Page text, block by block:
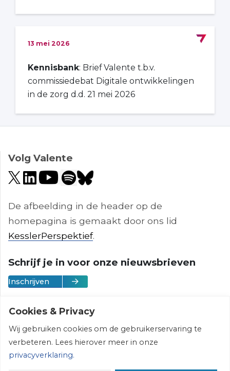
13 mei 2026
Kennisbank: Brief Valente t.b.v.
commissiedebat Digitale ontwikkelingen
in de zorg d.d. 21 mei 2026
Volg Valente
De afbeelding in de header op de
homepagina is gemaakt door ons lid
KesslerPerspektief.
Schrijf je in voor onze nieuwsbrieven
Inschrijven
Vereniging Valente | © 2026 | All rights
Cookies & Privacy
Wij gebruiken cookies om de gebruikerservaring te
verbeteren. Lees hierover meer in onze
privacyverklaring.